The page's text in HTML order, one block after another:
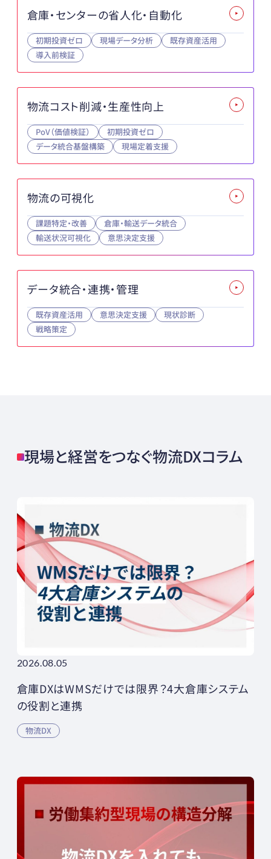
倉庫・センターの省人化・自動化
初期投資ゼロ 現場データ分析
既存資産活用
導入前検証
物流コスト削減・生産性向上
PoV（価値検証）
初期投資ゼロ
データ統合基盤構築
現場定着支援
物流の可視化
課題特定・改善
倉庫・輸送データ統合
輸送状況可視化
意思決定支援
データ統合・連携・管理
既存資産活用 意思決定支援
現状診断
戦略策定
現場と経営をつなぐ物流DXコラム
2026.08.05
倉庫DXはWMSだけでは限界？4大倉庫システム
の役割と連携
物流DX